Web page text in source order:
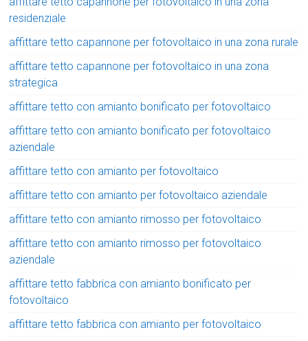
residenziale
affittare tetto capannone per fotovoltaico in una zona rurale
affittare tetto capannone per fotovoltaico in una zona
strategica
affittare tetto con amianto bonificato per fotovoltaico
affittare tetto con amianto bonificato per fotovoltaico
aziendale
affittare tetto con amianto per fotovoltaico
affittare tetto con amianto per fotovoltaico aziendale
affittare tetto con amianto rimosso per fotovoltaico
affittare tetto con amianto rimosso per fotovoltaico
aziendale
affittare tetto fabbrica con amianto bonificato per
fotovoltaico
affittare tetto fabbrica con amianto per fotovoltaico